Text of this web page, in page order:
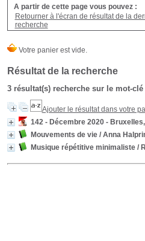
A partir de cette page vous pouvez :
Retourner à l'écran de résultat de la
recherche
Résultat de la recherche
3 résultat(s) recherche sur le mot-
Ajouter le résultat dans votre
142 - Décembre 2020 -
Mouvements de vie/ Anna
Musique répétitive minimaliste/